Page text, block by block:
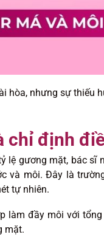
hòa, nhưng sự thiếu
chỉ định
lệ gương mặt, bác
và môi. Đây là
tự nhiên.
làm đầy môi với
mặt.